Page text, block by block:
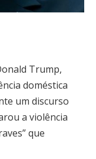
Trump,
doméstica
um discurso
a violência
que